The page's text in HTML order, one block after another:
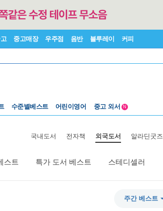
중고매장 우주점 음반 블루레이 커피
Lexile®
어린이영어
5백원부터
N
국내도서 전자책 외국도서 알라딘굿즈
스트 특가 도서 베스트 스테디셀러
주간 베스트